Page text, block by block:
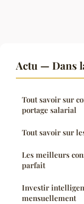
Actu — Dans
Tout savoir sur
portage salarial
Tout savoir sur
Les meilleurs
parfait
Investir
mensuellement